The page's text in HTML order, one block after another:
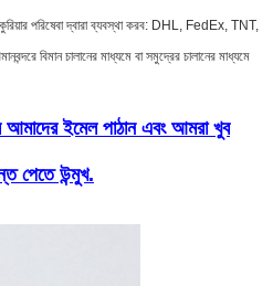
পরিষেবা দ্বারা ব্যবস্থা করব: DHL, FedEx, TNT,
বিমান চালানের মাধ্যমে বা সমুদ্রের চালানের মাধ্যমে
ইমেল পাঠান এবং আমরা খুব
পেতে উন্মুখ.